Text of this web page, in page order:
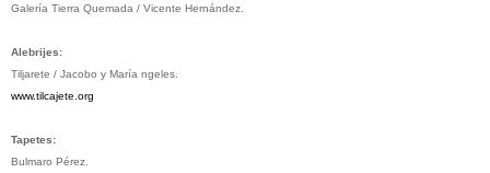
Galería Tierra Quemada / Vicente Hernández.
Alebrijes:
Tiljarete / Jacobo y María ngeles.
www.tilcajete.org
Tapetes:
Bulmaro Pérez.